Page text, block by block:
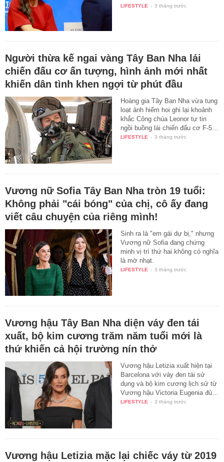
làm…
LIFESTYLE - 3 tháng trước
Người thừa kế ngai vàng Tây Ban Nha lái
chiến đấu cơ ấn tượng, hình ảnh mới nhất
khiến dân tình khen ngợi từ phút đầu
Hoàng gia Tây Ban Nha vừa tung
loạt ảnh hiếm hoi ghi lại khoảnh
khắc Công chúa Leonor tự tin
ngồi buồng lái chiến đấu cơ F-5…
LIFESTYLE - 3 tháng trước
Vương nữ Sofia Tây Ban Nha tròn 19 tuổi:
Không phải "cái bóng" của chị, cô ấy đang
viết câu chuyện của riêng mình!
Sinh ra là "em gái dự bị," nhưng
Vương nữ Sofia đang chứng
minh vị trí thứ hai không có nghĩa
là mờ nhạt.
LIFESTYLE - 3 tháng trước
Vương hậu Tây Ban Nha diện váy đen tái
xuất, bộ kim cương trăm năm tuổi mới là
thứ khiến cả hội trường nín thở
Vương hậu Letizia xuất hiện tại
Barcelona với váy đen tái sử
dụng và bộ kim cương lịch sử từ
Vương hậu Victoria Eugenia đủ…
LIFESTYLE - 3 tháng trước
Vương hậu Letizia mặc lại chiếc váy từ 2019